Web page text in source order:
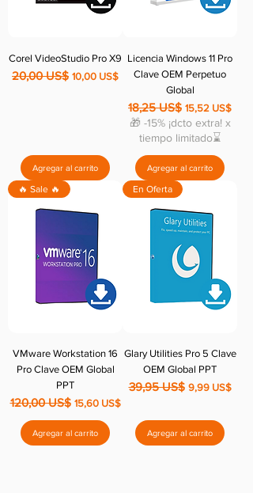
Corel VideoStudio Pro X9
Precio
20,00 US$ Precio de oferta
10,00 US$
Agregar al carrito
Licencia Windows 11 Pro
Clave OEM Perpetuo
Global
Precio
18,25 US$ Precio de oferta
15,52 US$
🎁 -15% ¡dcto extra! x
tiempo limitado⌛
Agregar al carrito
🔥 Sale 🔥
VMware Workstation 16
Pro Clave OEM Global
PPT
Precio
120,00 US$ Precio de oferta
15,60 US$
Agregar al carrito
En Oferta
Glary Utilities Pro 5 Clave
OEM Global PPT
Precio
39,95 US$ Precio de oferta
9,99 US$
Agregar al carrito